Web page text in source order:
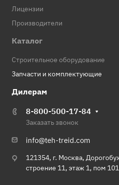
Лицензии
Производители
Каталог
Строительное оборудование
Запчасти и комплектующие
Дилерам
8-800-500-17-84
Заказать звонок
info@teh-treid.com
121354, г. Москва,
строение 11, этаж 1, пом 101